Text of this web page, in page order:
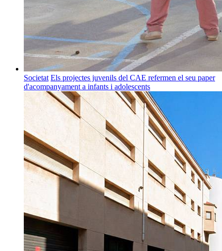
Societat Els projectes juvenils del CAE refermen el seu paper
d'acompanyament a infants i adolescents